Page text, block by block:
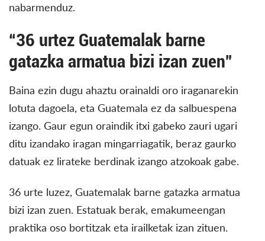
nabarmenduz.
“36 urtez Guatemalak barne
gatazka armatua bizi izan zuen”
Baina ezin dugu ahaztu orainaldi oro iraganarekin
lotuta dagoela, eta Guatemala ez da salbuespena
izango. Gaur egun oraindik itxi gabeko zauri ugari
ditu izandako iragan mingarriagatik, beraz gaurko
datuak ez lirateke berdinak izango atzokoak gabe.
36 urte luzez, Guatemalak barne gatazka armatua
bizi izan zuen. Estatuak berak, emakumeengan
praktika oso bortitzak eta irailketak izan zituen.